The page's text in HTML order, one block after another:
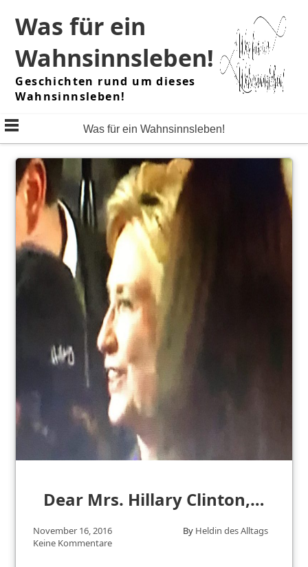
content
Was für ein
Wahnsinnsleben!
Geschichten rund um dieses
Wahnsinnsleben!
Was für ein Wahnsinnsleben!
Dear Mrs. Hillary Clinton,…
November 16, 2016 By Heldin des Alltags
Keine Kommentare